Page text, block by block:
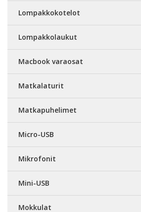
Lompakkokotelot
Lompakkolaukut
Macbook varaosat
Matkalaturit
Matkapuhelimet
Micro-USB
Mikrofonit
Mini-USB
Mokkulat